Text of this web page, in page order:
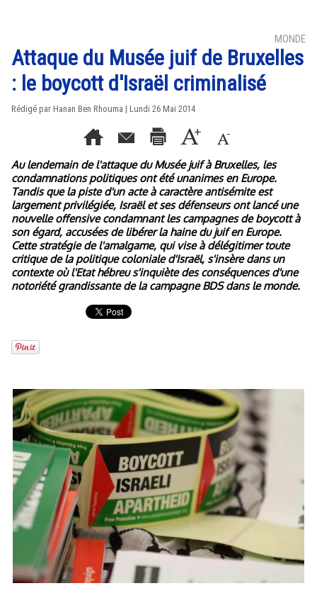
MONDE
Attaque du Musée juif de Bruxelles
: le boycott d'Israël criminalisé
Rédigé par Hanan Ben Rhouma | Lundi 26 Mai 2014
Au lendemain de l'attaque du Musée juif à Bruxelles, les
condamnations politiques ont été unanimes en Europe.
Tandis que la piste d'un acte à caractère antisémite est
largement privilégiée, Israël et ses défenseurs ont lancé une
nouvelle offensive condamnant les campagnes de boycott à
son égard, accusées de libérer la haine du juif en Europe.
Cette stratégie de l'amalgame, qui vise à délégitimer toute
critique de la politique coloniale d'Israël, s'insère dans un
contexte où l'Etat hébreu s'inquiète des conséquences d'une
notoriété grandissante de la campagne BDS dans le monde.